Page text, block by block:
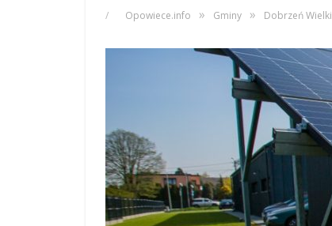
/ Opowiece.info » Gminy » Dobrzeń Wielki